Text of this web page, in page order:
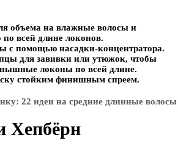
объема на влажные волосы и
по всей длине локонов.
с помощью насадки-концентратора.
для завивки или утюжок, чтобы
локоны по всей длине.
стойким финишным спреем.
Хепбёрн